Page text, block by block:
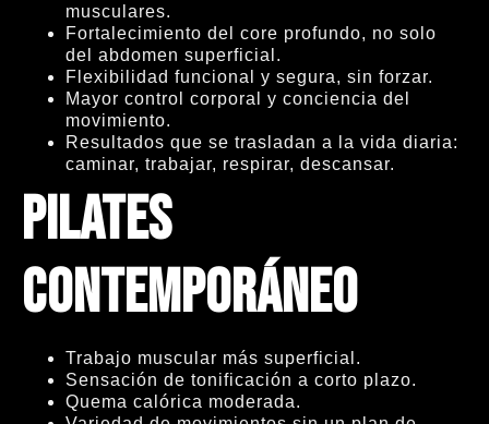
musculares.
Fortalecimiento del core profundo, no solo
del abdomen superficial.
Flexibilidad funcional y segura, sin forzar.
Mayor control corporal y conciencia del
movimiento.
Resultados que se trasladan a la vida diaria:
caminar, trabajar, respirar, descansar.
Pilates
Contemporáneo
Trabajo muscular más superficial.
Sensación de tonificación a corto plazo.
Quema calórica moderada.